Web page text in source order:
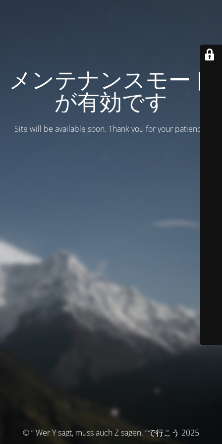
メンテナンスモード
が有効です
Site will be available soon. Thank you for your patience!
© ” Wer Y sagt, muss auch Z sagen. ”で行こう 2025